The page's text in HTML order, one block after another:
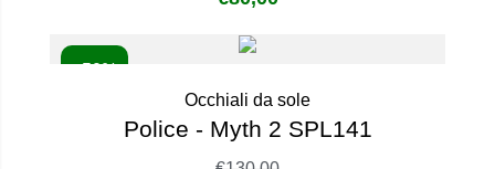
- 50%
Occhiali da sole
Police - Myth 2 SPL141